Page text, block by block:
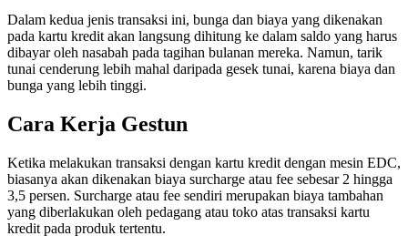
Dalam kedua jenis transaksi ini, bunga dan biaya yang dikenakan
pada kartu kredit akan langsung dihitung ke dalam saldo yang harus
dibayar oleh nasabah pada tagihan bulanan mereka. Namun, tarik
tunai cenderung lebih mahal daripada gesek tunai, karena biaya dan
bunga yang lebih tinggi.
Cara Kerja Gestun
Ketika melakukan transaksi dengan kartu kredit dengan mesin EDC,
biasanya akan dikenakan biaya surcharge atau fee sebesar 2 hingga
3,5 persen. Surcharge atau fee sendiri merupakan biaya tambahan
yang diberlakukan oleh pedagang atau toko atas transaksi kartu
kredit pada produk tertentu.